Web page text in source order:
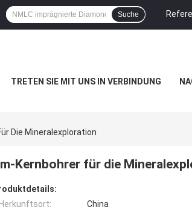
Suche
TRETEN SIE MIT UNS IN VERBINDUNG
Die Mineralexploration
Kernbohrer für die
Herkunftsort:
China